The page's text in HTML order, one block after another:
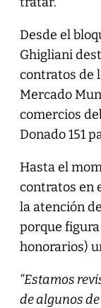
Desde el
Ghigliani
contratos de
Mercado
comercios
Donado 151
Hasta el
contratos en
la atención
porque
honorarios)
“Estamos
de algunos